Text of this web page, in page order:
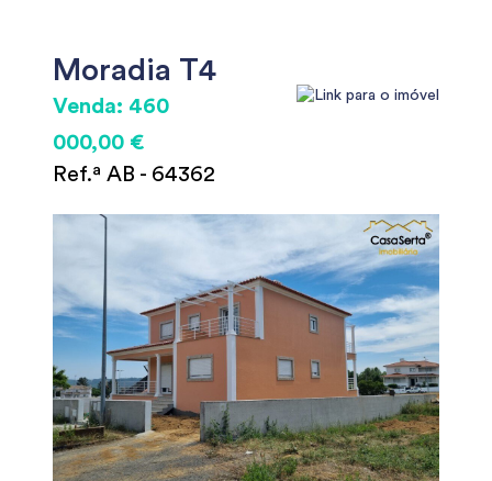
Moradia T4
Venda: 460
000,00 €
Ref.ª AB - 64362